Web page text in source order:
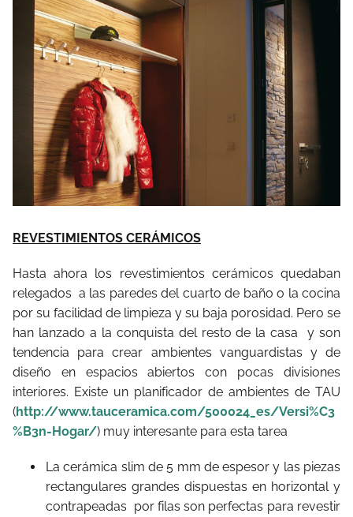
REVESTIMIENTOS CERÁMICOS
Hasta ahora los revestimientos cerámicos quedaban
relegados a las paredes del cuarto de baño o la cocina
por su facilidad de limpieza y su baja porosidad. Pero se
han lanzado a la conquista del resto de la casa y son
tendencia para crear ambientes vanguardistas y de
diseño en espacios abiertos con pocas divisiones
interiores. Existe un planificador de ambientes de TAU
(http://www.tauceramica.com/500024_es/Versi%C3
%B3n-Hogar/) muy interesante para esta tarea
La cerámica slim de 5 mm de espesor y las piezas
rectangulares grandes dispuestas en horizontal y
contrapeadas por filas son perfectas para revestir